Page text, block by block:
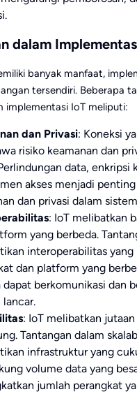
dalam
banyak manfaat,
tersendiri. Beberapa
implementasi IoT meliputi:
dan Privasi: Koneksi
risiko keamanan dan
data, enkripsi
akses menjadi
dan privasi dalam
: IoT melibatkan
yang berbeda.
interoperabilitas yang
dan platform yang
dapat berkomunikasi dan
lancar.
: IoT melibatkan
Tantangan dalam
infrastruktur yang
volume data yang
jumlah perangkat